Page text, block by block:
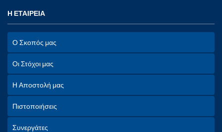
Η ΕΤΑΙΡΕΙΑ
Ο Σκοπός μας
Οι Στόχοι μας
Η Αποστολή μας
Πιστοποιήσεις
Συνεργάτες